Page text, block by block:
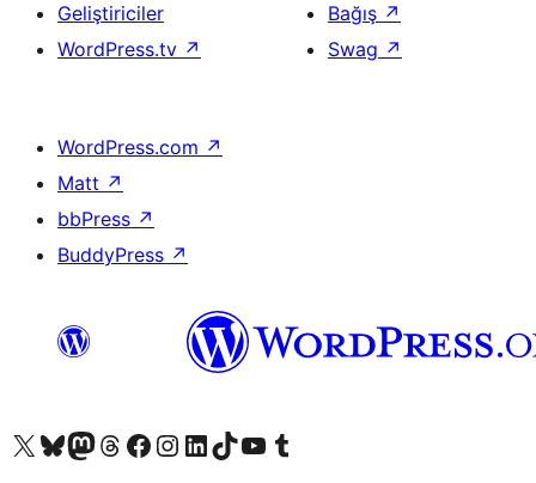
Geliştiriciler
WordPress.tv ↗
Bağış ↗
Swag ↗
WordPress.com ↗
Matt ↗
bbPress ↗
BuddyPress ↗
X (eski Twitter) hesabımıza bakın
Bluesky hesabımızı ziyaret edinMastodon hesabımızı ziyaret edinThreads hesabımızı ziyaret edinFacebook sayfamızı ziyaret edinInstagram hesabımızı ziyaret edinLinkedIn hesabımızı ziyaret edinTikTok hesabımızı ziyaret edinYouTube kanalımızı ziyaret edinTumblr hesabımızı ziyaret edin